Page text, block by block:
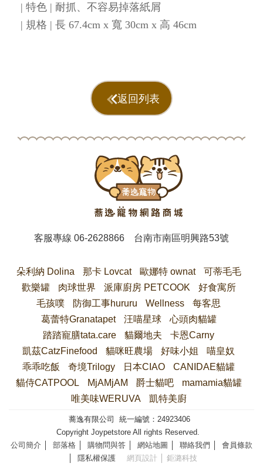
| 特色 | 耐抓、不容易掉落紙屑
| 規格 | 長 67.4cm x 寬 30cm x 高 46cm
返回列表
客服專線06-2628866 台南市南區明興路53號
朵利納 Dolina 那卡 Lovcat 歐娜特 ownat
可蒂毛毛
歡樂罐
肉球世界 派庫廚房 PETCOOK
好食寓所
毛孩噗
防御工事hururu Wellness
每客思
葛蕾特Granatapet
汪喵星球
心頭肉貓罐
踏踏寵膳tata.care
貓爾地夫
卡恩Carny
凱茲CatzFinefood
貓咪旺農場 好味小姐
喵皇奴
乖乖吃飯
奇境Trilogy 日本CIAO
CANIDAE貓罐
貓侍CATPOOL
MjAMjAM 爵士貓吧
mamamia貓罐
唯美味WERUVA
凱特美廚
蕎逸有限公司 統一編號：24923406
Copyright Joypetstore All rights Reserved.
公司簡介
部落格 購物問與答 網站地圖 聯絡我們
會員條款
隱私權保護 網頁設計 │ 鉅潞科技